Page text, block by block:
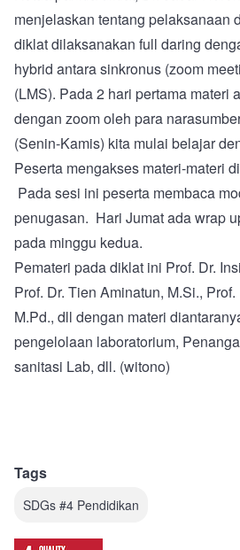
menjelaskan tentang pelaksanaan
diklat dilaksanakan full daring
hybrid antara sinkronus (zoom
(LMS). Pada 2 hari pertama materi
dengan zoom oleh para
(Senin-Kamis) kita mulai belajar
Peserta mengakses materi-materi
Pada sesi ini peserta membaca
penugasan. Hari Jumat ada wrap
pada minggu kedua.
Pemateri pada diklat ini Prof. Dr.
Prof. Dr. Tien Aminatun, M.Si.,
M.Pd., dll dengan materi
pengelolaan laboratorium,
sanitasi Lab, dll. (witono)
Tags
SDGs #4 Pendidikan